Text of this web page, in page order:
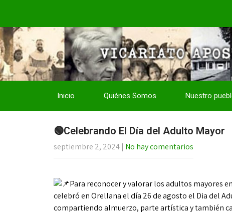
Inicio Quiénes Somos Nuestro
🟢Celebrando El Día del Adulto Mayor
septiembre 2, 2024 | No hay comentarios
Para reconocer y valorar los adultos mayores
celebró en Orellana el día 26 de agosto el Dia del
compartiendo almuerzo, parte artística y también